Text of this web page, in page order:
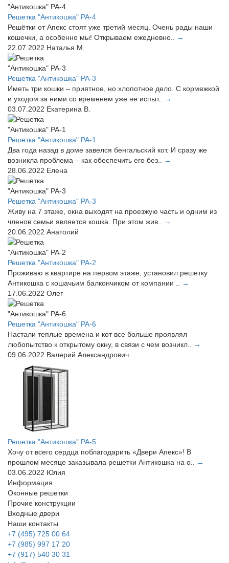
Решетка "Антикошка" РА-4
Решётки от Апекс стоят уже третий месяц. Очень рады наши
кошечки, а особенно мы! Открываем ежедневно..
→
22.07.2022 Наталья М.
Решетка "Антикошка" РА-3
Иметь три кошки – приятное, но хлопотное дело. С кормежкой
и уходом за ними со временем уже не испыт..
→
03.07.2022 Екатерина В.
Решетка "Антикошка" РА-1
Два года назад в доме завелся бенгальский кот. И сразу же
возникла проблема – как обеспечить его без..
→
28.06.2022 Елена
Решетка "Антикошка" РА-3
Живу на 7 этаже, окна выходят на проезжую часть и одним из
членов семьи является кошка. При этом жив..
→
20.06.2022 Анатолий
Решетка "Антикошка" РА-2
Проживаю в квартире на первом этаже, установил решетку
Антикошка с кошачьим балкончиком от компании ..
→
17.06.2022 Олег
Решетка "Антикошка" РА-6
Настали теплые времена и кот все больше проявлял
любопытство к открытому окну, в связи с чем возникл..
→
09.06.2022 Валерий Александрович
Решетка "Антикошка" РА-5
Хочу от всего сердца поблагодарить «Двери Апекс»! В
прошлом месяце заказывала решетки Антикошка на о..
→
03.06.2022 Юлия
Информация
Оконные решетки
Прочие конструкции
Входные двери
Наши контакты
+7 (495) 725 00 64
+7 (985) 997 17 20
+7 (917) 540 30 31